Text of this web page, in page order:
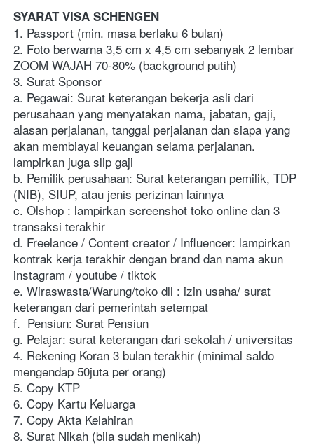
SYARAT VISA SCHENGEN
1. Passport (min. masa berlaku 6 bulan)
2. Foto berwarna 3,5 cm x 4,5 cm sebanyak 2 lembar
ZOOM WAJAH 70-80% (background putih)
3. Surat Sponsor
a. Pegawai: Surat keterangan bekerja asli dari
perusahaan yang menyatakan nama, jabatan, gaji,
alasan perjalanan, tanggal perjalanan dan siapa yang
akan membiayai keuangan selama perjalanan.
lampirkan juga slip gaji
b. Pemilik perusahaan: Surat keterangan pemilik, TDP
(NIB), SIUP, atau jenis perizinan lainnya
c. Olshop : lampirkan screenshot toko online dan 3
transaksi terakhir
d. Freelance / Content creator / Influencer: lampirkan
kontrak kerja terakhir dengan brand dan nama akun
instagram / youtube / tiktok
e. Wiraswasta/Warung/toko dll : izin usaha/ surat
keterangan dari pemerintah setempat
f.  Pensiun: Surat Pensiun
g. Pelajar: surat keterangan dari sekolah / universitas
4. Rekening Koran 3 bulan terakhir (minimal saldo
mengendap 50juta per orang)
5. Copy KTP
6. Copy Kartu Keluarga
7. Copy Akta Kelahiran
8. Surat Nikah (bila sudah menikah)